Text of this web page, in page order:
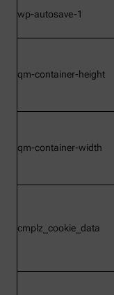
wp-autosave-1
qm-container-height
qm-container-width
cmplz_cookie_data